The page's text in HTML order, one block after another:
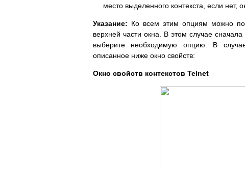
место выделенного контекста, если нет,
Указание: Ко всем этим опциям можно
верхней части окна. В этом случае
выберите необходимую опцию. В
описанное ниже окно свойств:
Окно свойств контекстов Telnet